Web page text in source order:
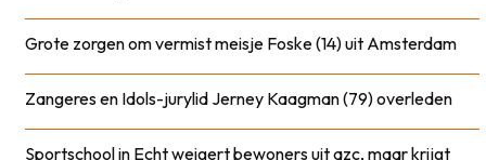
Grote zorgen om vermist meisje Foske (14) uit Amsterdam
Zangeres en Idols-jurylid Jerney Kaagman (79) overleden
Sportschool in Echt weigert bewoners uit azc, maar krijgt